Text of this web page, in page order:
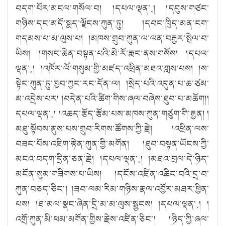
བདག་པོར་མངལ་གསོལ་བ། །དཔལ་ལྡན་༝། །དབུས་གཙང་
གཉིས་དང་མདོ་སྨད་ལྗོངས་ཀུན་ཏུ། །དབང་ཁྲིད་མན་ངག་
གདམས་པ་མ་ལུས་པ། །མཁས་གྲུབ་ཀུན་ལ་ལན་བརྒྱར་སྤེལ་བ་
ཡིས། །གསང་ཆེན་བསྟན་པའི་མེ་རོ་རྨང་ནས་གསོས། །དཔལ་
ལྡན༌༝། །འཁོར་ལོ་གསུམ་གྱི་མཛད་འཕྲིན་མཐའ་ཀླས་པས། །ས་
སྟེང་ཀུན་ཏུ་ཁྱབ་ཀྱང་རང་དོན་ལ། །སྲེད་པའི་འདུན་པ་ཆ་ཙམ་
མ་འདྲེས་པར། །བདེན་པའི་ཚིག་གིས་ཞལ་བཞེས་ཐུབ་པ་མཆོག།།
དཔལ་ལྡན༌༝། །འཆད་རྩོད་རྩོམ་པས་མཁས་ཀུན་གཙུག་གི་རྒྱན། །
མཐུ་སྟོབས་ནུས་པས་གྲུབ་རིགས་ཚོགས་ཀྱི་རྗེ། །འཕྲིན་ལས་
བཟང་པོས་འཇིག་རྟེན་ཀུན་གྱི་མགོན། །ཐུབ་བསྟན་ཡོངས་ཀྱི་
མངའ་བདག་དྲིན་ཅན་རྗེ། །དཔལ་ལྡན༌༝། །མཐའ་བྲལ་དེ་ཉིད་
མངོན་སུམ་གཟིགས་པ་ཡིས། །དངོས་འཛིན་འཆིང་བའི་དྲ་བ་
ཀུན་བཅད་ཅིང༌། །ཟབ་ལམ་རིམ་གཉིས་རྣལ་འབྱོར་མཐར་ཕྱིན་
པས། །ཐ་མལ་སྣང་ཞེན་དྲི་མ་མ་ལུས་སྦྱངས། །དཔལ་ལྡན༌༝། །
འགྲོ་ཀུན་མི་ཕམ་མགོན་གྱིས་རྗེས་འཛིན་ཅིང༌། །ཉིད་ཀྱི་ཞལ་